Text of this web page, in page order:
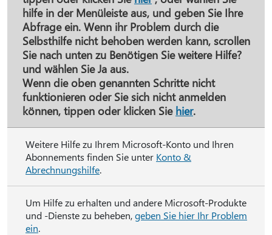
hilfein der Menüleiste aus, und geben Sie Ihre
Abfrage ein. Wenn ihr Problem durch die
Selbsthilfe nicht behoben werden kann, scrollen
Sie nach unten zu Benötigen Sie weitere Hilfe?
und wählen SieJa aus.
Wenn die oben genannten Schritte nicht
funktionieren oder Sie sich nicht anmelden
können, tippen oder klicken Sie hier.
Weitere Hilfe zu Ihrem Microsoft-Konto und Ihren
Abonnements finden Sie unter Konto &
Abrechnungshilfe.
Um Hilfe zu erhalten und andere Microsoft-Produkte
und -Dienste zu beheben,geben Sie hier Ihr Problem
ein.